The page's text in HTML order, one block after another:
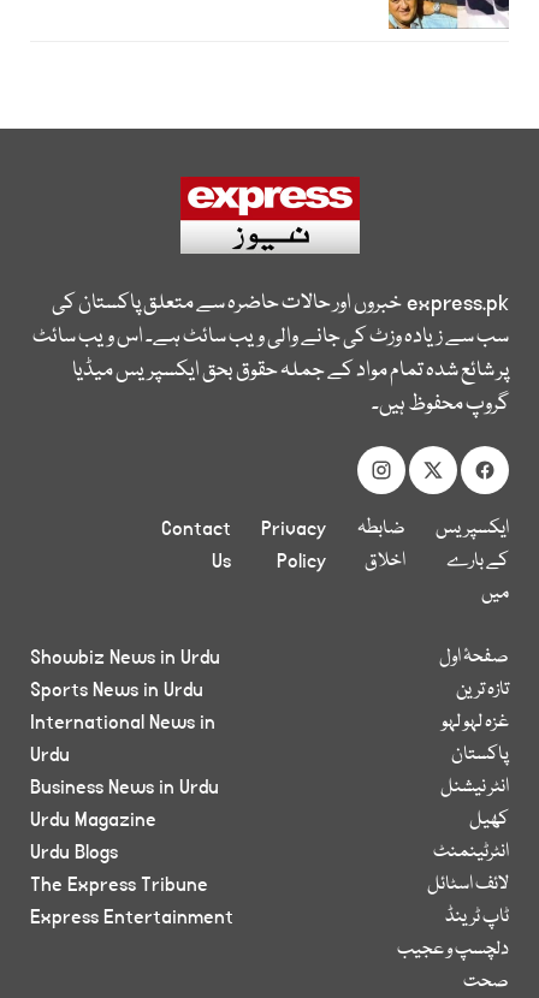
express.pkخبروں اور حالات حاضرہ سے متعلق پاکستان کی
سب سے زیادہ وزٹ کی جانے والی ویب سائٹ ہے۔ اس ویب سائٹ
پر شائع شدہ تمام مواد کے جملہ حقوق بحق ایکسپریس میڈیا
گروپ محفوظ ہیں۔
ایکسپریس
کے بارے
میں
ضابطہ
اخلاق
Privacy
Policy
Contact
Us
صفحۂ اول
تازہ ترین
غزہ لہو لہو
پاکستان
انٹر نیشنل
کھیل
انٹرٹینمنٹ
لائف اسٹائل
ٹاپ ٹرینڈ
دلچسپ و عجیب
صحت
Showbiz News in Urdu
Sports News in Urdu
International News in
Urdu
Business News in Urdu
Urdu Magazine
Urdu Blogs
The Express Tribune
Express Entertainment